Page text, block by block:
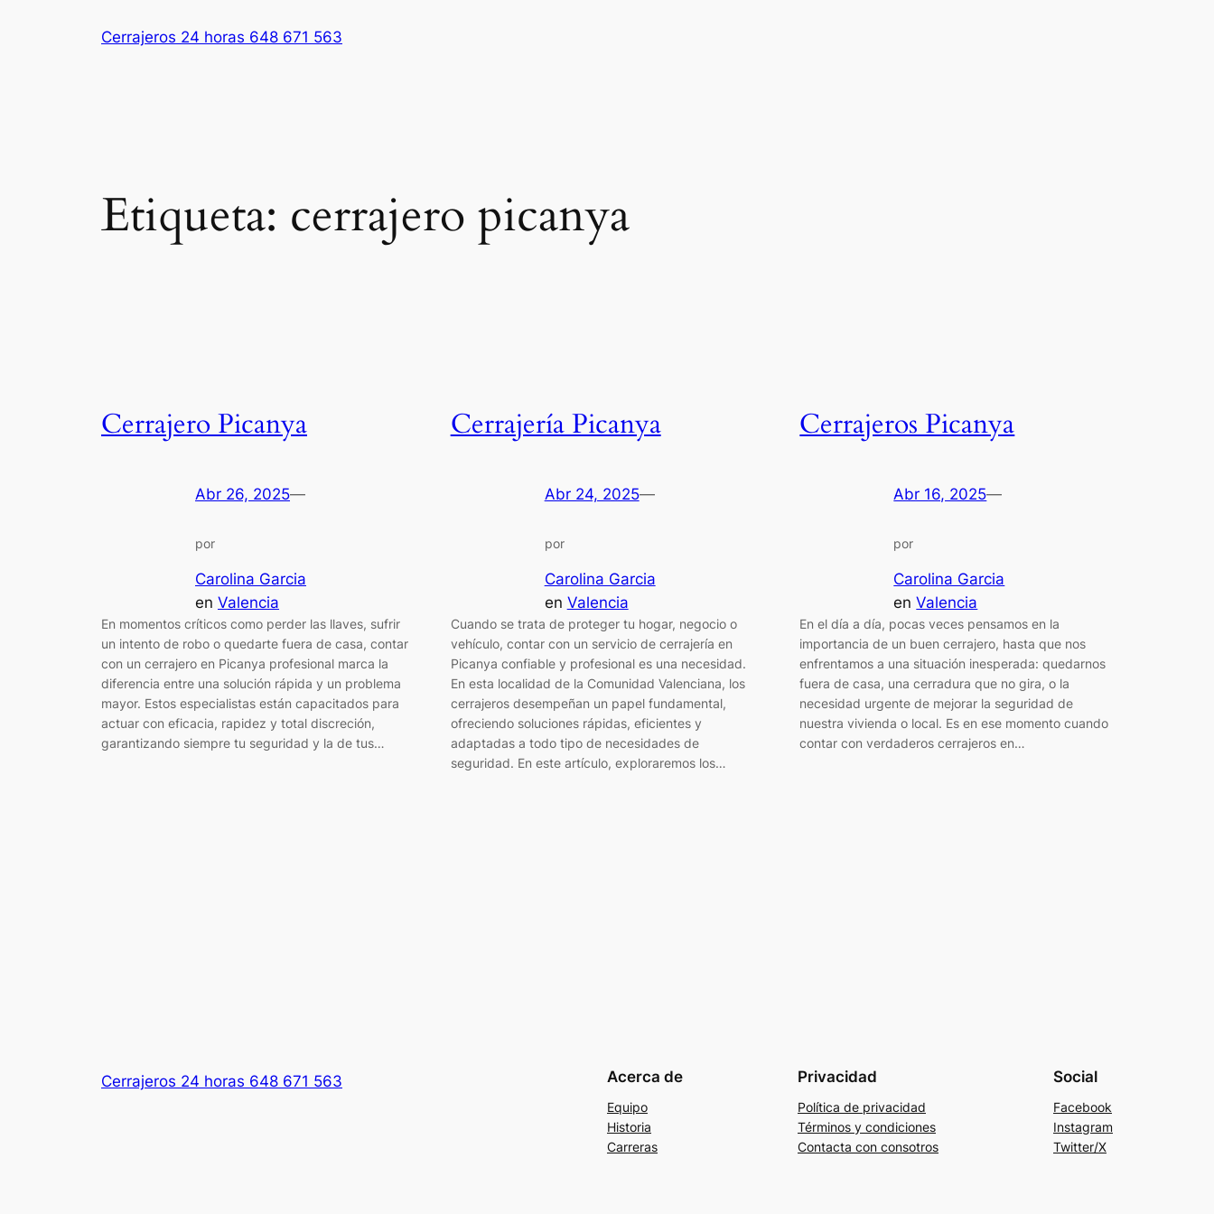
Cerrajeros 24 horas 648 671 563
Etiqueta: cerrajero picanya
Cerrajero Picanya
Abr 26, 2025—
por
Carolina Garcia
en Valencia
En momentos críticos como perder las llaves, sufrir
un intento de robo o quedarte fuera de casa, contar
con un cerrajero en Picanya profesional marca la
diferencia entre una solución rápida y un problema
mayor. Estos especialistas están capacitados para
actuar con eficacia, rapidez y total discreción,
garantizando siempre tu seguridad y la de tus…
Cerrajería Picanya
Abr 24, 2025—
por
Carolina Garcia
en Valencia
Cuando se trata de proteger tu hogar, negocio o
vehículo, contar con un servicio de cerrajería en
Picanya confiable y profesional es una necesidad.
En esta localidad de la Comunidad Valenciana, los
cerrajeros desempeñan un papel fundamental,
ofreciendo soluciones rápidas, eficientes y
adaptadas a todo tipo de necesidades de
seguridad. En este artículo, exploraremos los…
Cerrajeros Picanya
Abr 16, 2025—
por
Carolina Garcia
enValencia
En el día a día, pocas veces pensamos en la
importancia de un buen cerrajero, hasta que nos
enfrentamos a una situación inesperada: quedarnos
fuera de casa, una cerradura que no gira, o la
necesidad urgente de mejorar la seguridad de
nuestra vivienda o local. Es en ese momento cuando
contar con verdaderos cerrajeros en…
Cerrajeros 24 horas 648 671 563 Acerca de
Equipo
Historia
Carreras
Privacidad
Política de privacidad
Términos y condiciones
Contacta con consotros
Social
Facebook
Instagram
Twitter/X